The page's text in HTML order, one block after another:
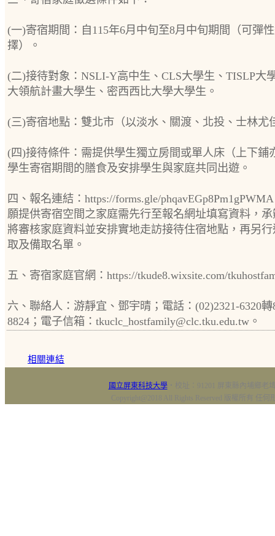
(一)寄宿期間：自115年6月中旬至8月中旬期間（可彈
擇）。
(二)接待對象：NSLI-Y高中生、CLS大學生、TISLP大
大領航計畫大學生、密西西比大學大學生。
(三)寄宿地點：雙北市（以淡水、關渡、北投、士林尤
(四)接待條件：需提供學生獨立房間或單人床（上下鋪
學生寄宿期間的膳食及安排學生與家庭共同出遊。
四、報名連結：https://forms.gle/
願提供寄宿空間之家庭需先行至報名網址填寫資料，
將審核家庭資料並安排實地走訪接待住宿地點，再另
取及備取名單。
五、寄宿家庭官網：https://tkude8.wixsite.com/
六、聯絡人：游靜宜、鄧宇晴；電話：(02)2321-6320轉
8824；電子信箱：tkuclc_hostfamily@clc.tku.edu.tw。
相關連結
國立屏東科技大學‧校址：91201 屏東縣內埔鄉老